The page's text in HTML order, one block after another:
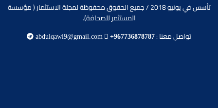
تأسس في يونيو 2018 / جميع الحقوق محفوظة لمجلة الاستثمار ( مؤسسة
المستثمر للصحافة).
تواصل معنا : +967736878787
abdulqawi9@gmail.com